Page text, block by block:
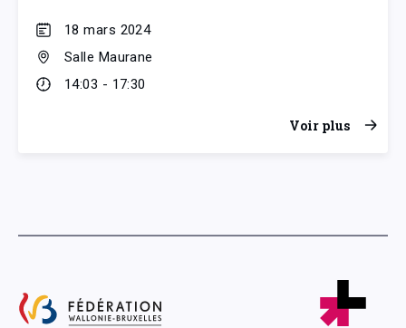
18 mars 2024
Salle Maurane
14:03 - 17:30
Voir plus